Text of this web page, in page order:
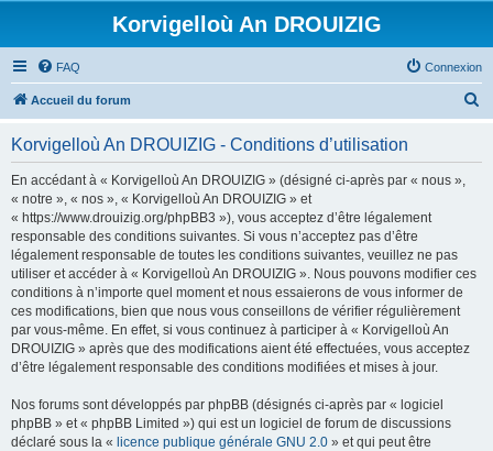
Korvigelloù An DROUIZIG
FAQ Connexion
Accueil du forum
Korvigelloù An DROUIZIG - Conditions d’utilisation
En accédant à « Korvigelloù An DROUIZIG » (désigné ci-après par « nous »,
« notre », « nos », « Korvigelloù An DROUIZIG » et
« https://www.drouizig.org/phpBB3 »), vous acceptez d’être légalement
responsable des conditions suivantes. Si vous n’acceptez pas d’être
légalement responsable de toutes les conditions suivantes, veuillez ne pas
utiliser et accéder à « Korvigelloù An DROUIZIG ». Nous pouvons modifier ces
conditions à n’importe quel moment et nous essaierons de vous informer de
ces modifications, bien que nous vous conseillons de vérifier régulièrement
par vous-même. En effet, si vous continuez à participer à « Korvigelloù An
DROUIZIG » après que des modifications aient été effectuées, vous acceptez
d’être légalement responsable des conditions modifiées et mises à jour.
Nos forums sont développés par phpBB (désignés ci-après par « logiciel
phpBB » et « phpBB Limited ») qui est un logiciel de forum de discussions
déclaré sous la « licence publique générale GNU 2.0 » et qui peut être